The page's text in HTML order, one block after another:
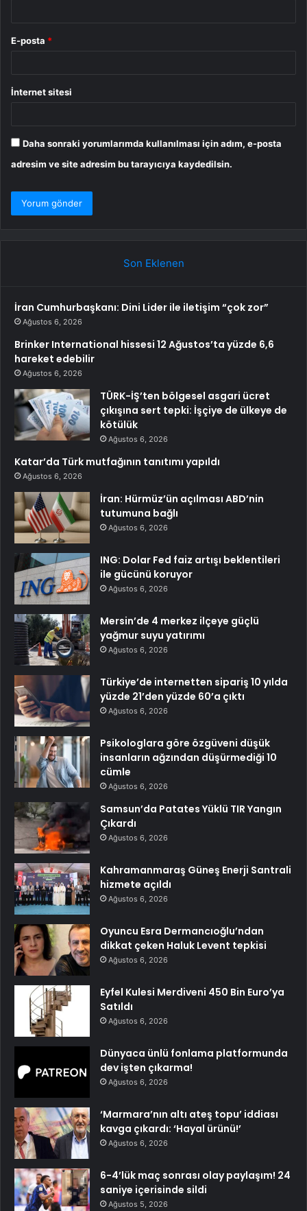
E-posta *
İnternet sitesi
Daha sonraki yorumlarımda kullanılması için adım, e-posta
adresim ve site adresim bu tarayıcıya kaydedilsin.
Son Eklenen
İran Cumhurbaşkanı: Dini Lider ile iletişim “çok zor”
Ağustos 6, 2026
Brinker International hissesi 12 Ağustos’ta yüzde 6,6
hareket edebilir
Ağustos 6, 2026
TÜRK-İŞ’ten bölgesel asgari ücret
çıkışına sert tepki: İşçiye de ülkeye de
kötülük
Ağustos 6, 2026
Katar’da Türk mutfağının tanıtımı yapıldı
Ağustos 6, 2026
İran: Hürmüz’ün açılması ABD’nin
tutumuna bağlı
Ağustos 6, 2026
ING: Dolar Fed faiz artışı beklentileri
ile gücünü koruyor
Ağustos 6, 2026
Mersin’de 4 merkez ilçeye güçlü
yağmur suyu yatırımı
Ağustos 6, 2026
Türkiye’de internetten sipariş 10 yılda
yüzde 21’den yüzde 60’a çıktı
Ağustos 6, 2026
Psikologlara göre özgüveni düşük
insanların ağzından düşürmediği 10
cümle
Ağustos 6, 2026
Samsun’da Patates Yüklü TIR Yangın
Çıkardı
Ağustos 6, 2026
Kahramanmaraş Güneş Enerji Santrali
hizmete açıldı
Ağustos 6, 2026
Oyuncu Esra Dermancıoğlu’ndan
dikkat çeken Haluk Levent tepkisi
Ağustos 6, 2026
Eyfel Kulesi Merdiveni 450 Bin Euro’ya
Satıldı
Ağustos 6, 2026
Dünyaca ünlü fonlama platformunda
dev işten çıkarma!
Ağustos 6, 2026
‘Marmara’nın altı ateş topu’ iddiası
kavga çıkardı: ‘Hayal ürünü!’
Ağustos 6, 2026
6-4’lük maç sonrası olay paylaşım! 24
saniye içerisinde sildi
Ağustos 5, 2026